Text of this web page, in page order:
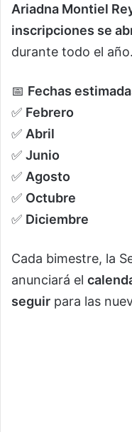
Ariadna Montiel
inscripciones se
durante todo el año.
📅 Fechas
✅ Febrero
✅ Abril
✅ Junio
✅ Agosto
✅ Octubre
✅ Diciembre
Cada bimestre, la
anunciará el
seguir para las